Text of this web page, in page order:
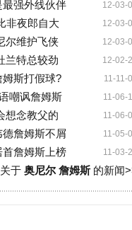
12-03-
强外线伙伴
12-03-
非夜郎自大
12-03-
尔维护飞侠
12-02-
兰特总较劲
11-11-
斯打假球?
11-06-
嘲讽詹姆斯
11-06-
想念教父的
11-05-
詹姆斯不屑
11-03-
詹姆斯上榜
于 奥尼尔 詹姆斯的新闻